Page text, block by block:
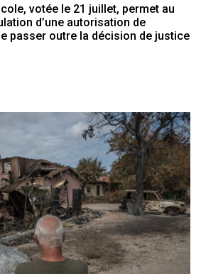
votée le 21 juillet, permet au
d’une autorisation de
passer outre la décision de justice